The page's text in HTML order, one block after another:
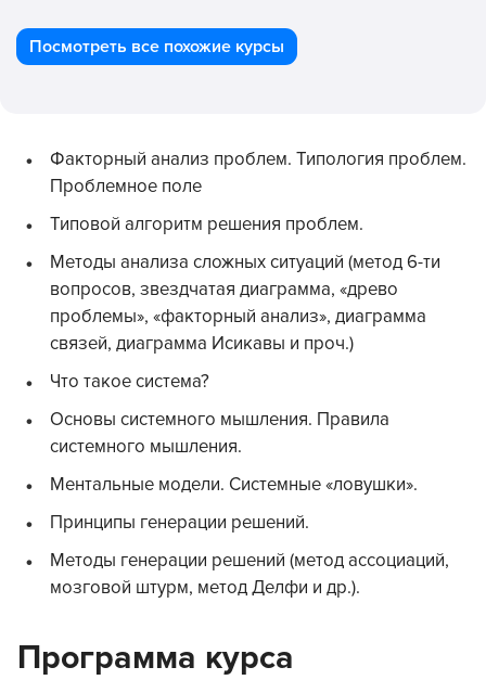
Посмотреть все похожие курсы
Факторный анализ проблем. Типология проблем.
Проблемное поле
Типовой алгоритм решения проблем.
Методы анализа сложных ситуаций (метод 6-ти
вопросов, звездчатая диаграмма, «древо
проблемы», «факторный анализ», диаграмма
связей, диаграмма Исикавы и проч.)
Что такое система?
Основы системного мышления. Правила
системного мышления.
Ментальные модели. Системные «ловушки».
Принципы генерации решений.
Методы генерации решений (метод ассоциаций,
мозговой штурм, метод Делфи и др.).
Программа курса